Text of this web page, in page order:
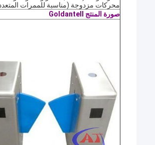
محركات مزدوجة (مناسبة للممرات
صورة المنتج Goldantell